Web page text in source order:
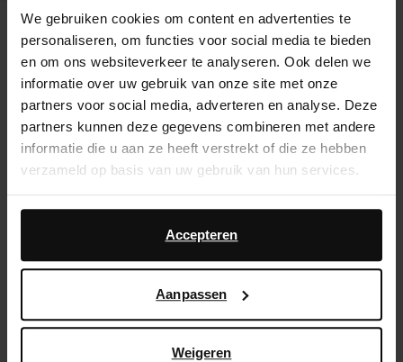
We gebruiken cookies om content en advertenties te
personaliseren, om functies voor social media te bieden
en om ons websiteverkeer te analyseren. Ook delen we
informatie over uw gebruik van onze site met onze
partners voor social media, adverteren en analyse. Deze
partners kunnen deze gegevens combineren met andere
informatie die u aan ze heeft verstrekt of die ze hebben
verzameld op basis van uw gebruik van hun services.
Daarnaast werken wij samen met Google voor
advertentie- en meetdoeleinden. Meer informatie over
hoe Google uw persoonsgegevens gebruikt, vindt u op
Accepteren
Aanpassen
Weigeren
Cow print leren muiltjes met plateau
hak
94.98
47.50
Over Sacha
Klantenservice
Verzending & levering
Ruilen & retourneren
Brandstores